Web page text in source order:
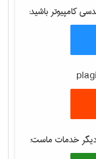
كامپيوترباشید:
دیگر خدمات ماست: